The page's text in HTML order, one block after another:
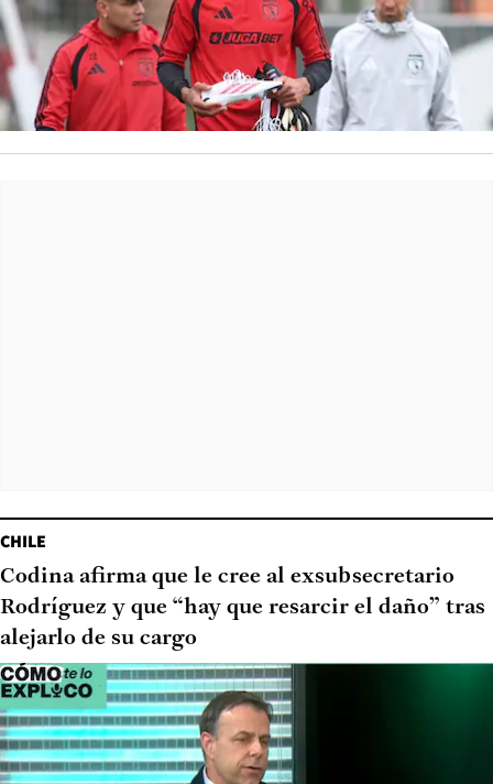
CHILE
Codina afirma que le cree al exsubsecretario
Rodríguez y que “hay que resarcir el daño” tras
alejarlo de su cargo